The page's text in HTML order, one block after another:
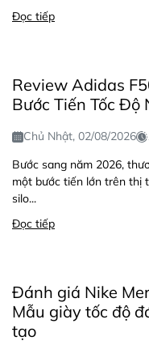
Đọc tiếp
Review Adidas
Bước Tiến Tốc Độ
Chủ Nhật, 02/08/2026
Bước sang năm 2026,
một bước tiến lớn trên thị
silo...
Đọc tiếp
Đánh giá Nike
Mẫu giày tốc độ
tạo